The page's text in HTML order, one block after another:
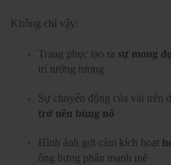
Không chỉ vậy:
Trang phục tạo ra sự mong
trí tưởng tượng
Sự chuyển động của vải trên
trở nên bùng nổ
Hình ảnh gợi cảm kích hoạt
ông hưng phấn mạnh mẽ